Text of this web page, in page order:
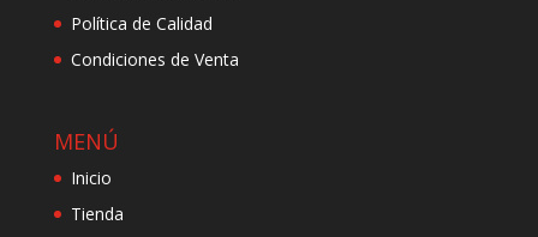
Política de Calidad
Condiciones de Venta
MENÚ
Inicio
Tienda